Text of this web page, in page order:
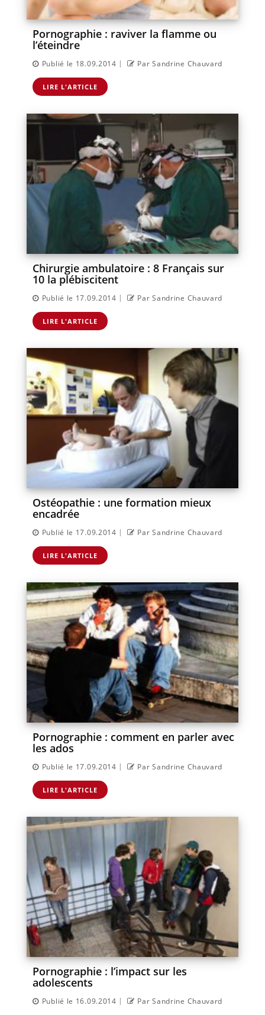
Pornographie : raviver la flamme ou
l’éteindre
Publié le 18.09.2014 | Par Sandrine Chauvard
LIRE L'ARTICLE
Chirurgie ambulatoire : 8 Français sur
10 la plébiscitent
Publié le 17.09.2014 | Par Sandrine Chauvard
LIRE L'ARTICLE
Ostéopathie : une formation mieux
encadrée
Publié le 17.09.2014 | Par Sandrine Chauvard
LIRE L'ARTICLE
Pornographie : comment en parler avec
les ados
Publié le 17.09.2014 | Par Sandrine Chauvard
LIRE L'ARTICLE
Pornographie : l’impact sur les
adolescents
Publié le 16.09.2014 | Par Sandrine Chauvard